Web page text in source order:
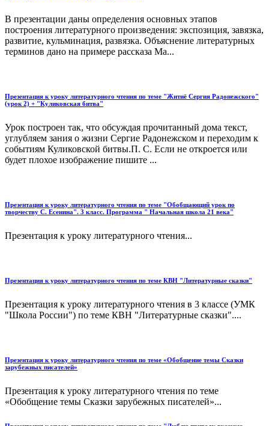
В презентации даны определения основных этапов
построения литературного произведения: экспозиция, завязка,
развитие, кульминация, развязка. Объяснение литературных
терминов дано на примере рассказа Ма...
Презентация к уроку литературного чтения по теме "Житиё Сергия Радонежского"
(урок 2) + "Куликовская битва"
Урок построен так, что обсуждая прочитанный дома текст,
углубляем зания о жизни Сергие Радонежском и переходим к
событиям Куликовской битвы.П. С. Если не откроется или
будет плохое изображение пишите ...
Презентация к уроку литературного чтения по теме "Обобщающий урок по
творчеству С. Есенина". 3 класс. Программа " Начальная школа 21 века"
Презентация к уроку литературного чтения...
Презентация к уроку литературного чтения по теме КВН "Литературные сказки"
Презентация к уроку литературного чтения в 3 классе (УМК
"Школа России") по теме КВН "Литературные сказки"....
Презентация к уроку литературного чтения по теме «Обобщение темы Сказки
зарубежных писателей»
Презентация к уроку литературного чтения по теме
«Обобщение темы Сказки зарубежных писателей»...